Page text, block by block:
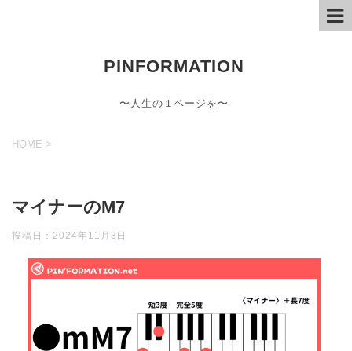
PINFORMATION
〜人生の１ページを〜
HOME >
マイナーのM7
投稿日： 2024年11月3日